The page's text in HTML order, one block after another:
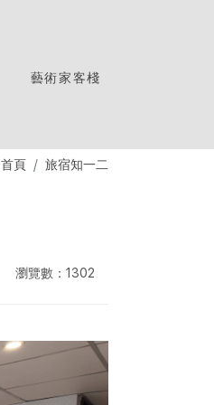
藝術家客棧
首頁 旅宿知一二
瀏覽數：1302